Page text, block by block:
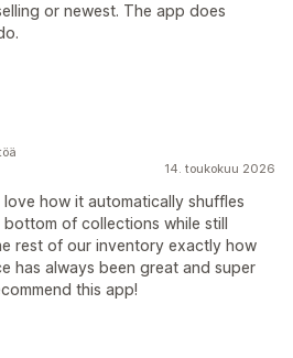
or newest. The app does
14. toukokuu 2026
love how it automatically shuffles
of collections while still
rest of our inventory exactly how
has always been great and super
this app!